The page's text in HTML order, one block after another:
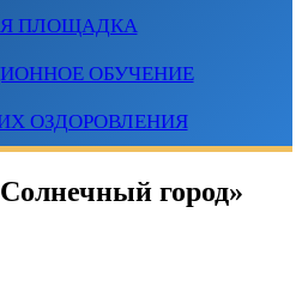
ПЛОЩАДКА
ОБУЧЕНИЕ
ОЗДОРОВЛЕНИЯ
город»